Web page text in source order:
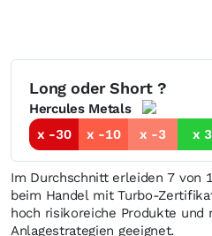
Long oder Short ?
Hercules Metals
x -30
x -10 x -3 x 3
Im Durchschnitt erleiden 7 von
beim Handel mit Turbo-
hoch risikoreiche Produkte und
Anlagestrategien geeignet.